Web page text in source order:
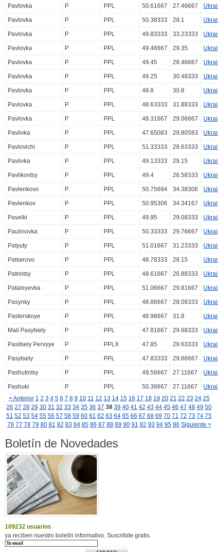
Pavlovka P PPL 50.61667 27.46667
Pavlovka P PPL 50.38333 28.1
Pavlovka P PPL 49.83333 33.23333
Pavlovka P PPL 49.46667 29.35
Pavlovka P PPL 49.45 28.46667
Pavlovka P PPL 49.25 30.48333
Pavlovka P PPL 48.8 30.8
Pavlovka P PPL 48.63333 31.88333
Pavlovka P PPL 48.31667 29.06667
Pavlivka P PPL 47.65083 29.80583
Pavlovichi P PPL 51.33333 28.63333
Pavlivka P PPL 49.13333 29.15
Pavlikovtsy P PPL 49.4 26.58333
Pavlenkovo P PPL 50.75694 34.38306
Pavlenkov P PPL 50.95306 34.34167
Pavelki P PPL 49.95 29.08333
Paulinovka P PPL 50.33333 29.76667
Patyuty P PPL 51.01667 31.23333
Patserovo P PPL 48.78333 28.15
Patrintsy P PPL 48.61667 26.88333
Pataleyevka P PPL 51.06667 29.81667
Pasynky P PPL 48.86667 28.08333
Pasterskoye P PPL 48.96667 31.8
Mali Pasytsely P PPL 47.81667 29.68333
Pasitsely Pervyye P PPLX 47.85 29.63333
Pasytsely P PPL 47.83333 29.66667
Pashutintsy P PPL 49.56667 27.11667
Pashuki P PPL 50.36667 27.11667
< Anterior 1 2 3 4 5 6 7 8 9 10 11 12 13 14 15 16 17 18 19 20 21 22 23 24 25
26 27 28 29 30 31 32 33 34 35 36 37 38 39 40 41 42 43 44 45 46 47 48 49 50
51 52 53 54 55 56 57 58 59 60 61 62 63 64 65 66 67 68 69 70 71 72 73 74 75
76 77 78 79 80 81 82 83 84 85 86 87 88 89 90 91 92 93 94 95 96 Siguiente >
Boletín de Novedades
109232 usuarios
ya reciben nuestro boletín informativo. Suscribite gratis.